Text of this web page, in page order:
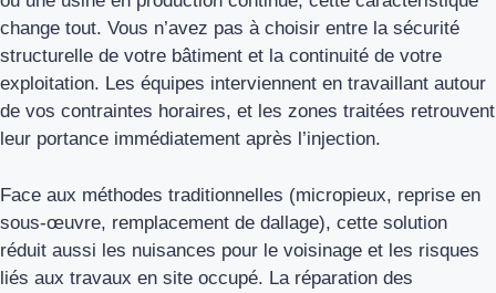
change tout. Vous n’avez pas à choisir entre la sécurité
structurelle de votre bâtiment et la continuité de votre
exploitation. Les équipes interviennent en travaillant autour
de vos contraintes horaires, et les zones traitées retrouvent
leur portance immédiatement après l’injection.
Face aux méthodes traditionnelles (micropieux, reprise en
sous-œuvre, remplacement de dallage), cette solution
réduit aussi les nuisances pour le voisinage et les risques
liés aux travaux en site occupé. La réparation des